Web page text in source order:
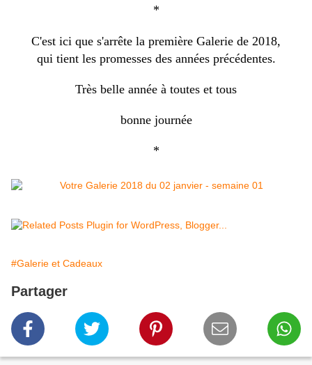
*
C'est ici que s'arrête la première Galerie de 2018,
qui tient les promesses des années précédentes.
Très belle année à toutes et tous
bonne journée
*
#Galerie et Cadeaux
Partager